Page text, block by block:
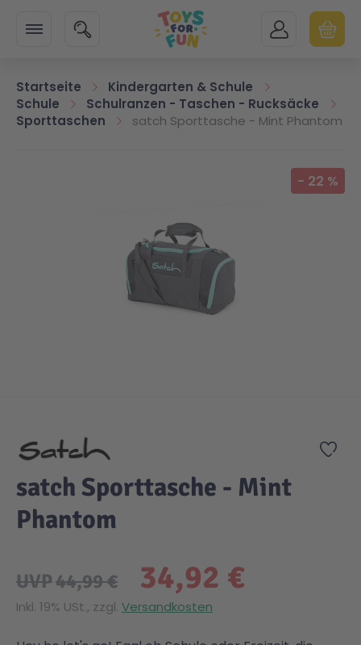
SUCHE MEIN KONTO
Startseite
Kindergarten & Schule
Schule
Schulranzen - Taschen - Rucksäcke
Sporttaschen
satch Sporttasche - Mint Phantom
- 22 %
Zur
satch Sporttasche - Mint
Phantom
34,92 €
UVP44,99 €
Inkl. 19% USt., zzgl. Versandkosten